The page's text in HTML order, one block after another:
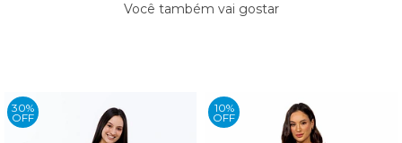
Você também vai gostar
30%
OFF
10%
OFF